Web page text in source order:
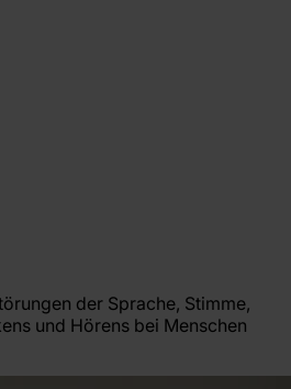
der Sprache, Stimme,
und Hörens bei Menschen